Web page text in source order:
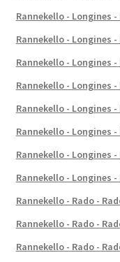
Rannekello - Longines
Rannekello - Longines
Rannekello - Longines
Rannekello - Longines
Rannekello - Longines
Rannekello - Longines
Rannekello - Longines
Rannekello - Longines
Rannekello - Rado -
Rannekello - Rado -
Rannekello - Rado -